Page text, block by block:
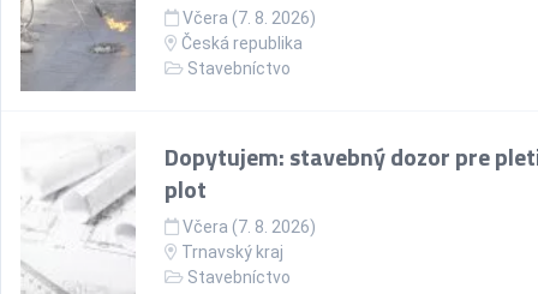
Včera (7. 8. 2026)
Česká republika
Stavebníctvo
Dopytujem: stavebný dozor pre
plot
Včera (7. 8. 2026)
Trnavský kraj
Stavebníctvo